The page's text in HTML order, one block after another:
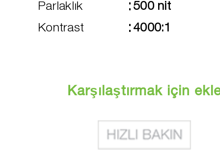
Parlaklık
: 500 nit
Kontrast
: 4000:1
Karşılaştırmak için